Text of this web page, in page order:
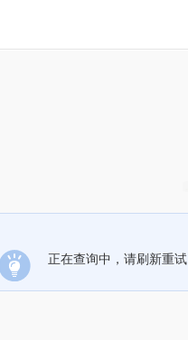
正在查询中，请刷新重试